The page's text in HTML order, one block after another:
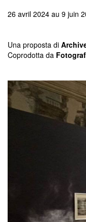
26 avril 2024 au 9 juin
Una proposta di
Coprodotta da